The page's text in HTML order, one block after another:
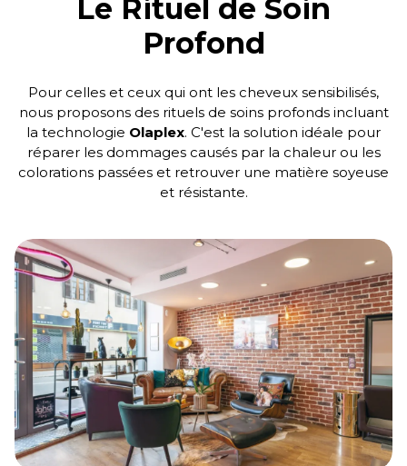
Le Rituel de Soin
Profond
Pour celles et ceux qui ont les cheveux sensibilisés,
nous proposons des rituels de soins profonds incluant
la technologie Olaplex. C'est la solution idéale pour
réparer les dommages causés par la chaleur ou les
colorations passées et retrouver une matière soyeuse
et résistante.